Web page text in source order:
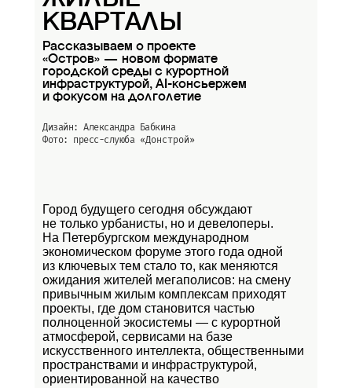
КВАРТАЛЫ
Рассказываем о проекте
«Остров» — новом формате
городской среды с курортной
инфраструктурой, AI-консьержем
и фокусом на долголетие
Дизайн: Александра Бабкина
Фото: пресс-слуюба «Донстрой»
Город будущего сегодня обсуждают
не только урбанисты, но и девелоперы.
На Петербургском международном
экономическом форуме этого года одной
из ключевых тем стало то, как меняются
ожидания жителей мегаполисов: на смену
привычным жилым комплексам приходят
проекты, где дом становится частью
полноценной экосистемы — с курортной
атмосферой, сервисами на базе
искусственного интеллекта, общественными
пространствами и инфраструктурой,
ориентированной на качество